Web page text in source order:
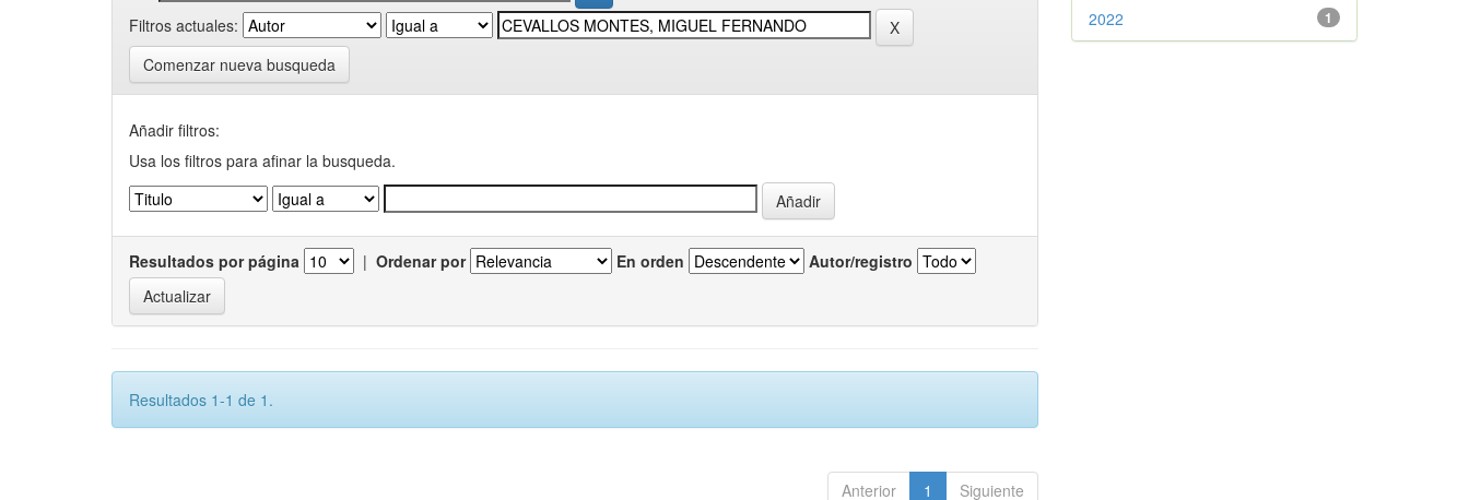
Filtros actuales:
Comenzar nueva busqueda
Añadir filtros:
Usa los filtros para afinar la busqueda.
Resultados por página | Ordenar por En orden Autor/registro
Resultados 1-1 de 1.
Anterior 1 Siguiente
1
2022